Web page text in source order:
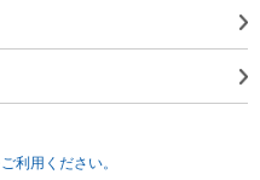
利用ください。